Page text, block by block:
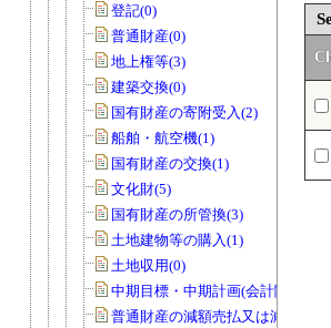
登記(0)
普通財産(0)
地上権等(3)
建築交換(0)
国有財産の寄附受入(2)
船舶・航空機(1)
国有財産の交換(1)
文化財(5)
国有財産の所管換(3)
土地建物等の購入(1)
土地収用(0)
中期目標・中期計画(会計関係)(0)
普通財産の減額売払又は減額貸付